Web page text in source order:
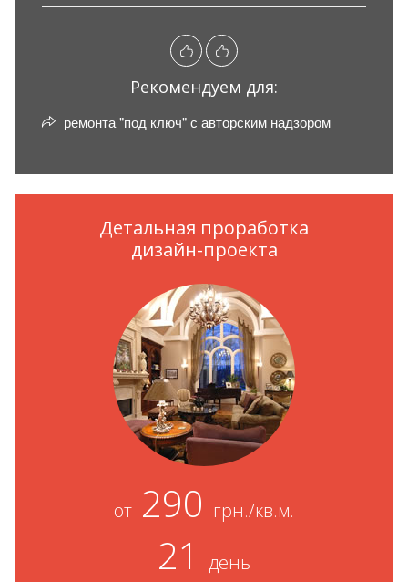
Рекомендуем для:
ремонта "под ключ" с авторским надзором
Детальная проработка
дизайн-проекта
от 290 грн./кв.м.
21 день